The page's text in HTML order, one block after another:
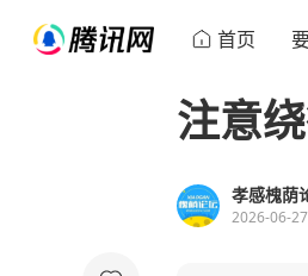
首页
注意
孝感槐荫
2026-06-